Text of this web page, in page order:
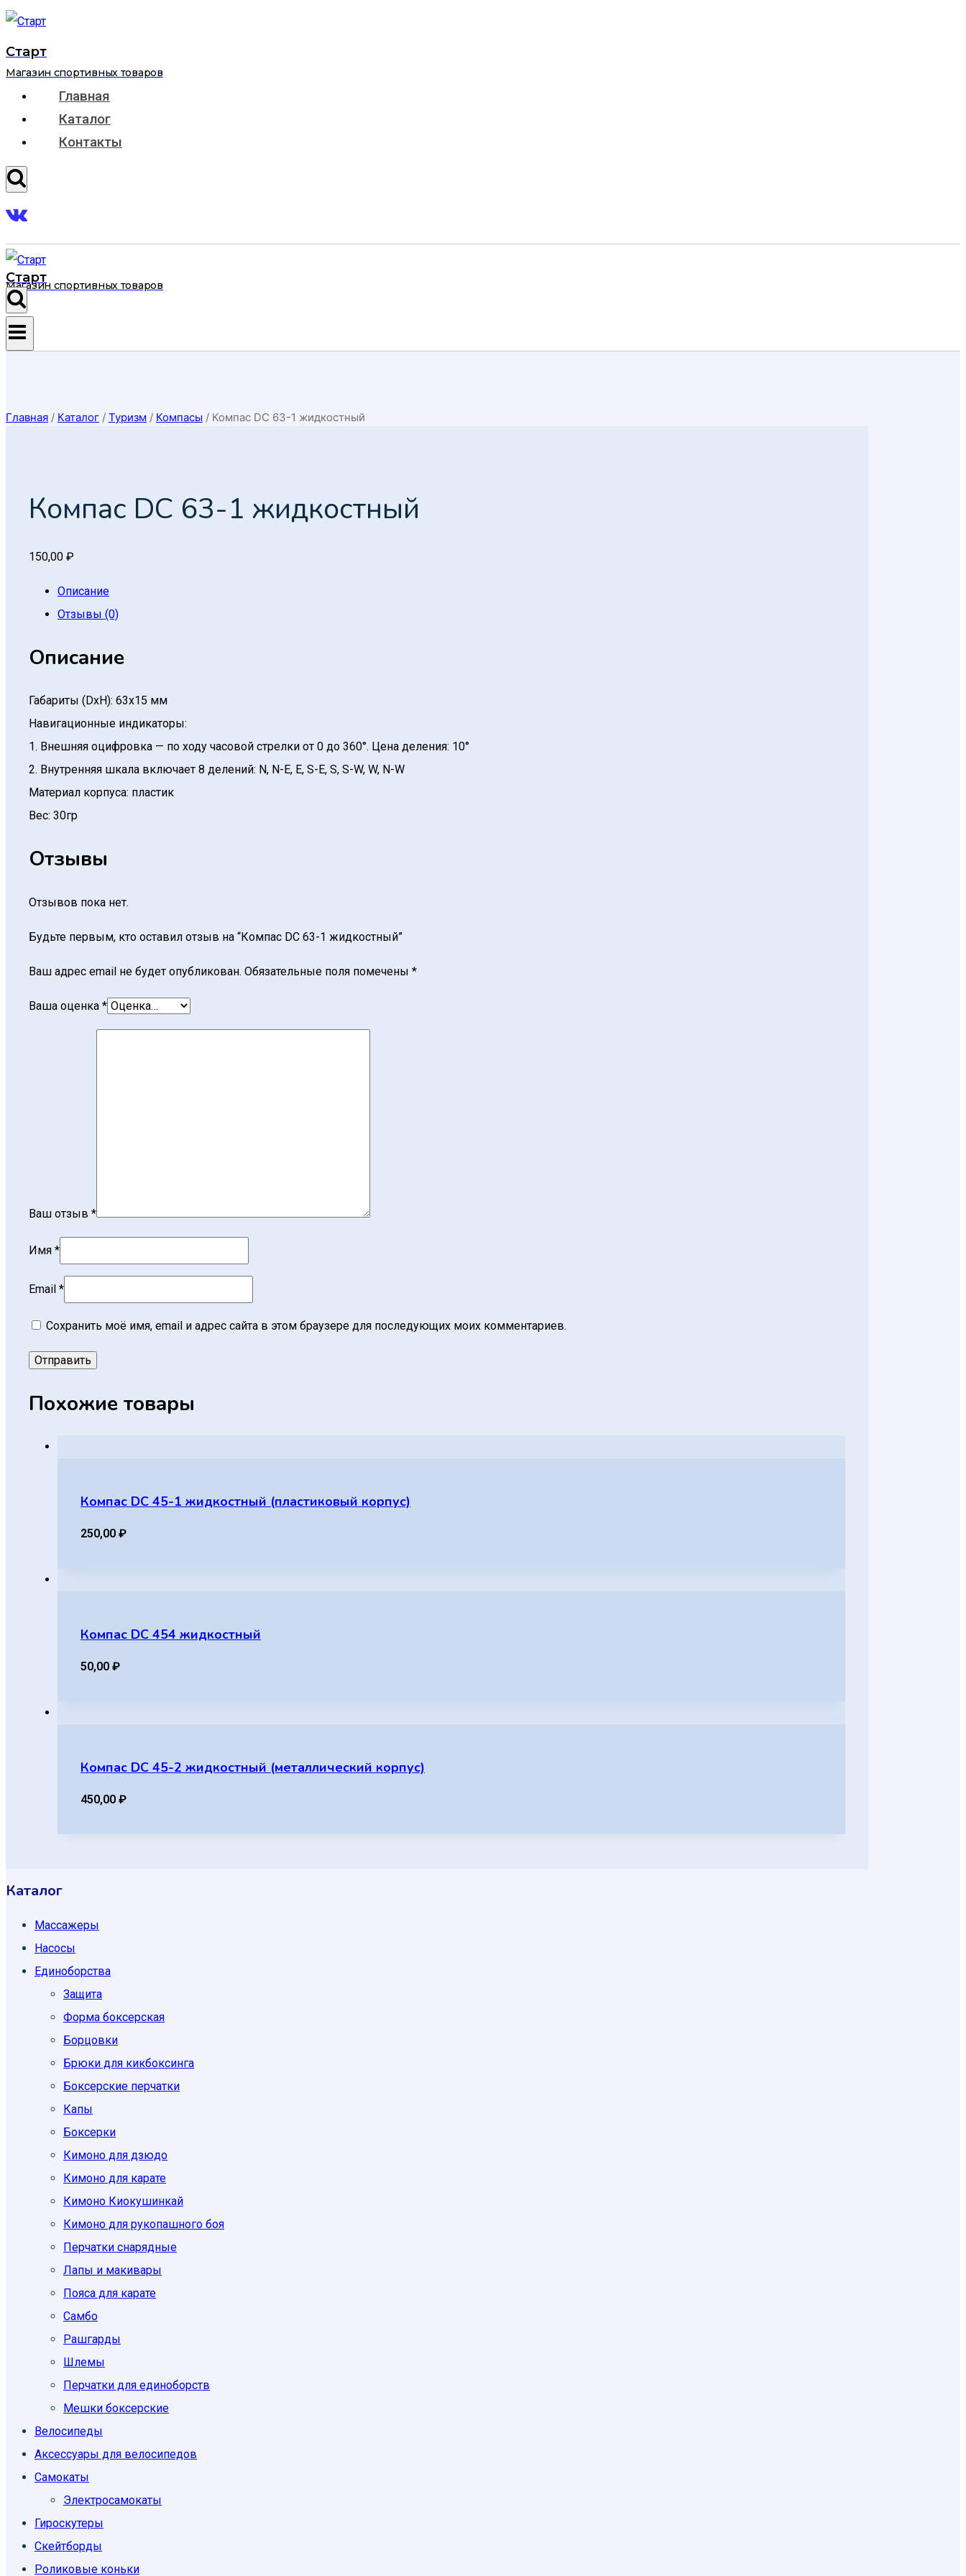
Перейти
содержанию
Старт
Магазин спортивных товаров
Главная
Каталог
Контакты
Старт
Магазин спортивных товаров
Главная / Каталог / Туризм / Компасы / Компас DC 63-1 жидкостный
Компас DC 63-1 жидкостный
150,00 ₽
Описание
Отзывы (0)
Описание
Габариты (DхH): 63х15 мм
Навигационные индикаторы:
1. Внешняя оцифровка — по ходу часовой стрелки от 0 до 360°. Цена деления: 10°
2. Внутренняя шкала включает 8 делений: N, N-E, E, S-E, S, S-W, W, N-W
Материал корпуса: пластик
Вес: 30гр
Отзывы
Отзывов пока нет.
Будьте первым, кто оставил отзыв на “Компас DC 63-1 жидкостный”
Ваш адрес email не будет опубликован. Обязательные поля помечены *
Ваша оценка *
Ваш отзыв *
Имя *
Email *
Сохранить моё имя, email и адрес сайта в этом браузере для последующих моих комментариев.
Похожие товары
Компас DC 45-1 жидкостный (пластиковый корпус)
250,00 ₽
Компас DC 454 жидкостный
50,00 ₽
Компас DC 45-2 жидкостный (металлический корпус)
450,00 ₽
Каталог
Массажеры
Насосы
Единоборcтва
Защита
Форма боксерская
Борцовки
Брюки для кикбоксинга
Боксерские перчатки
Капы
Боксерки
Кимоно для дзюдо
Кимоно для карате
Кимоно Киокушинкай
Кимоно для рукопашного боя
Перчатки снарядные
Лапы и макивары
Пояса для карате
Самбо
Рашгарды
Шлемы
Перчатки для единоборств
Мешки боксерские
Велосипеды
Аксессуары для велосипедов
Самокаты
Электросамокаты
Гироскутеры
Скейтборды
Роликовые коньки